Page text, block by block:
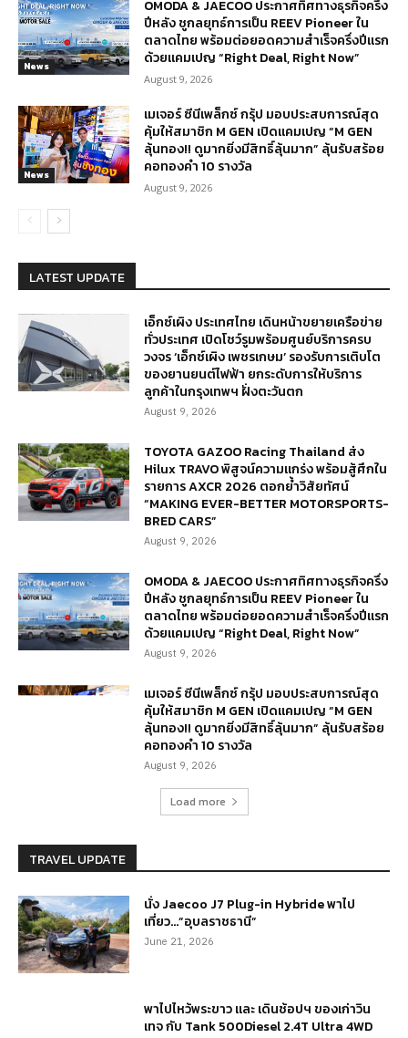
News
OMODA & JAECOO ประกาศทิศทางธุรกิจครึ่ง
ปีหลัง ชูกลยุทธ์การเป็น REEV Pioneer ใน
ตลาดไทย พร้อมต่อยอดความสำเร็จครึ่งปีแรก
ด้วยแคมเปญ “Right Deal, Right Now”
August 9, 2026
News
เมเจอร์ ซีนีเพล็กซ์ กรุ้ป มอบประสบการณ์สุด
คุ้มให้สมาชิก M GEN เปิดแคมเปญ “M GEN
ลุ้นทอง!! ดูมากยิ่งมีสิทธิ์ลุ้นมาก” ลุ้นรับสร้อย
คอทองคำ 10 รางวัล
August 9, 2026
LATEST UPDATE
เอ็กซ์เผิง ประเทศไทย เดินหน้าขยายเครือข่าย
ทั่วประเทศ เปิดโชว์รูมพร้อมศูนย์บริการครบ
วงจร ‘เอ็กซ์เผิง เพชรเกษม’ รองรับการเติบโต
ของยานยนต์ไฟฟ้า ยกระดับการให้บริการ
ลูกค้าในกรุงเทพฯ ฝั่งตะวันตก
August 9, 2026
TOYOTA GAZOO Racing Thailand ส่ง
Hilux TRAVO พิสูจน์ความแกร่ง พร้อมสู้ศึกใน
รายการ AXCR 2026 ตอกย้ำวิสัยทัศน์
“MAKING EVER-BETTER MOTORSPORTS-
BRED CARS”
August 9, 2026
OMODA & JAECOO ประกาศทิศทางธุรกิจครึ่ง
ปีหลัง ชูกลยุทธ์การเป็น REEV Pioneer ใน
ตลาดไทย พร้อมต่อยอดความสำเร็จครึ่งปีแรก
ด้วยแคมเปญ “Right Deal, Right Now”
August 9, 2026
เมเจอร์ ซีนีเพล็กซ์ กรุ้ป มอบประสบการณ์สุด
คุ้มให้สมาชิก M GEN เปิดแคมเปญ “M GEN
ลุ้นทอง!! ดูมากยิ่งมีสิทธิ์ลุ้นมาก” ลุ้นรับสร้อย
คอทองคำ 10 รางวัล
August 9, 2026
Load more
TRAVEL UPDATE
นั่ง Jaecoo J7 Plug-in Hybride พาไป
เที่ยว…”อุบลราชธานี”
June 21, 2026
พาไปไหว้พระขาว และ เดินช้อปฯ ของเก่าวิน
เทจ กับ Tank 500Diesel 2.4T Ultra 4WD